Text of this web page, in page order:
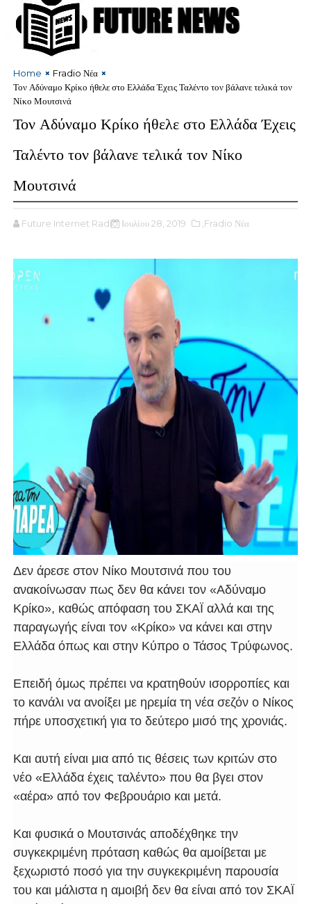
Home
Fradio Νέα
Τον Αδύναμο Κρίκο ήθελε στο Ελλάδα Έχεις Ταλέντο τον βάλανε τελικά τον
Νίκο Μουτσινά
Τον Αδύναμο Κρίκο ήθελε στο Ελλάδα Έχεις
Ταλέντο τον βάλανε τελικά τον Νίκο
Μουτσινά
Future Internet Radio Ιουλίου 28, 2019 ,Fradio Νέα
Δεν άρεσε στον Νίκο Μουτσινά που του
ανακοίνωσαν πως δεν θα κάνει τον «Αδύναμο
Κρίκο», καθώς απόφαση του ΣΚΑΪ αλλά και της
παραγωγής είναι τον «Κρίκο» να κάνει και στην
Ελλάδα όπως και στην Κύπρο ο Τάσος Τρύφωνος.
Επειδή όμως πρέπει να κρατηθούν ισορροπίες και
το κανάλι να ανοίξει με ηρεμία τη νέα σεζόν ο Νίκος
πήρε υποσχετική για το δεύτερο μισό της χρονιάς.
Και αυτή είναι μια από τις θέσεις των κριτών στο
νέο «Ελλάδα έχεις ταλέντο» που θα βγει στον
«αέρα» από τον Φεβρουάριο και μετά.
Και φυσικά ο Μουτσινάς αποδέχθηκε την
συγκεκριμένη πρόταση καθώς θα αμοίβεται με
ξεχωριστό ποσό για την συγκεκριμένη παρουσία
του και μάλιστα η αμοιβή δεν θα είναι από τον ΣΚΑΪ